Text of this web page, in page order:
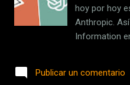
con una Siri
contexto y a
fin) con
hoy por hoy
Anthropic.
Information
empiezan a
Publicar un comentario